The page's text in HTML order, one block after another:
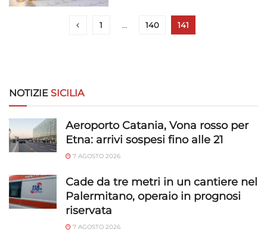
1 … 140 141
NOTIZIE SICILIA
Aeroporto Catania, Vona rosso per
Etna: arrivi sospesi fino alle 21
7 AGOSTO 2026
Cade da tre metri in un cantiere nel
Palermitano, operaio in prognosi
riservata
7 AGOSTO 2026